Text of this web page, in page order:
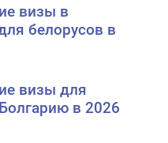
визы в
белорусов в
визы для
в 2026